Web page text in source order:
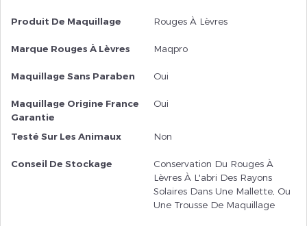
Produit De Maquillage Rouges À Lèvres
Marque Rouges À Lèvres Maqpro
Maquillage Sans Paraben Oui
Maquillage Origine France
Garantie
Oui
Testé Sur Les Animaux Non
Conseil De Stockage
Conservation Du Rouges À
Lèvres À L'abri Des Rayons
Solaires Dans Une Mallette, Ou
Une Trousse De Maquillage